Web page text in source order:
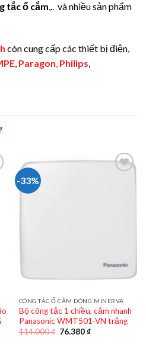
tắc ổ cắm,.. và nhiều sản phẩm
còn cung cấp các thiết bị điện,
, Paragon, Philips,
-33%
CÔNG TẮC Ổ CẮM DÒNG MINERVA
Bộ công tắc 1 chiều, cắm nhanh
Panasonic WMT501-VN trắng
114.000₫ Giá
76.380₫Giá